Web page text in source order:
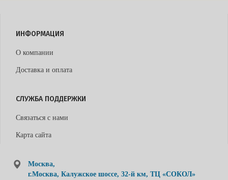
ИНФОРМАЦИЯ
О компании
Доставка и оплата
СЛУЖБА ПОДДЕРЖКИ
Связаться с нами
Карта сайта
Москва,
г.Москва, Калужское шоссе, 32-й км, ТЦ «СОКОЛ»